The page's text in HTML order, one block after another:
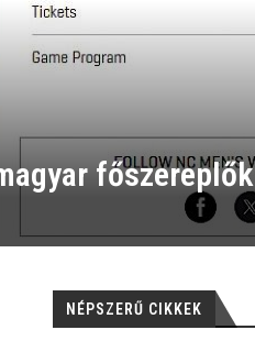
NÉPSZERŰ CIKKEK